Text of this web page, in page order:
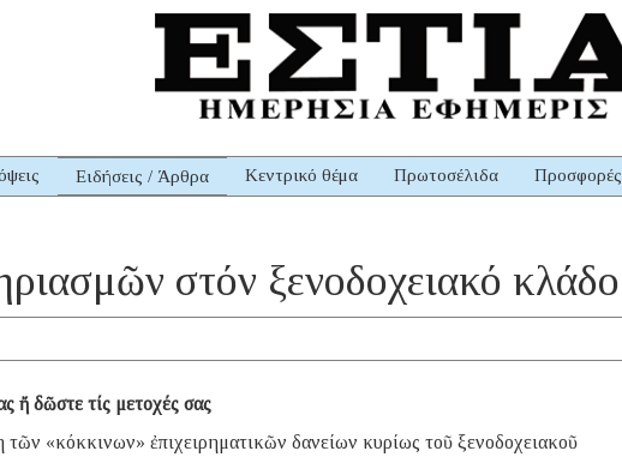
Ειδήσεις / Άρθρα Κεντρικό θέμα Πρωτοσέλιδα Προσφορές
στόν ξενοδοχειακό κλάδο
ἤ δῶστε τίς μετοχές σας
«κόκκινων» ἐπιχειρηματικῶν δανείων κυρίως τοῦ ξενοδοχειακοῦ